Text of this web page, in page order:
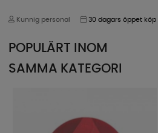
Kunnig personal 30 dagars öppet köp
POPULÄRT INOM
SAMMA KATEGORI